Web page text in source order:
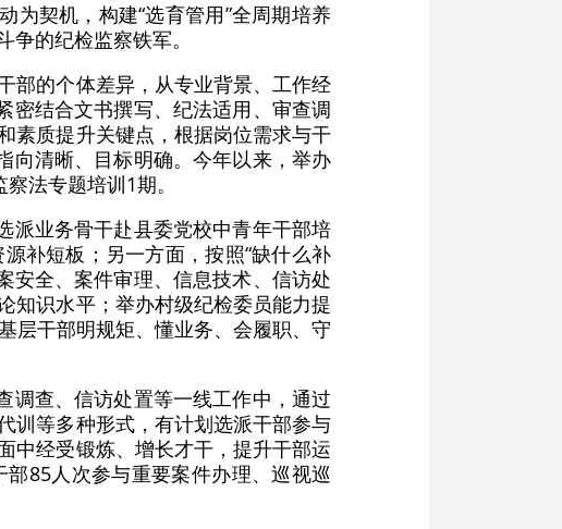
为契机，构建“选育管用”全周期培养
的纪检监察铁军。
部的个体差异，从专业背景、工作经
密结合文书撰写、纪法适用、审查调
素质提升关键点，根据岗位需求与干
向清晰、目标明确。今年以来，举办
法专题培训1期。
派业务骨干赴县委党校中青年干部培
补短板；另一方面，按照“缺什么补
安全、案件审理、信息技术、信访处
知识水平；举办村级纪检委员能力提
层干部明规矩、懂业务、会履职、守
调查、信访处置等一线工作中，通过
训等多种形式，有计划选派干部参与
中经受锻炼、增长才干，提升干部运
85人次参与重要案件办理、巡视巡